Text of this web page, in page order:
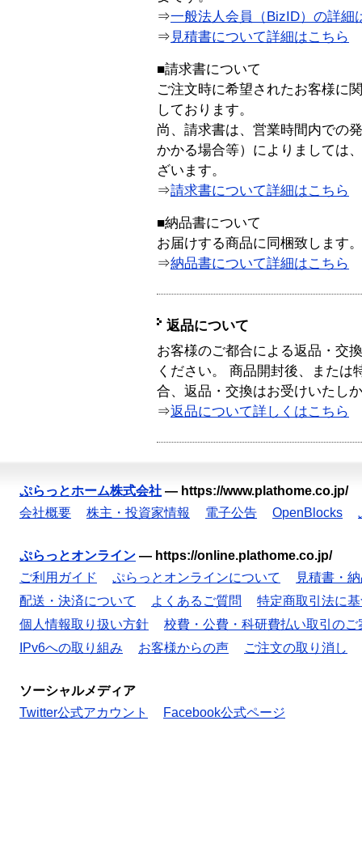
⇒一般法人会員（BizID）の詳細
⇒ 見積書について詳細はこちら
■請求書について
ご注文時に希望されたお客様に
しております。
尚、請求書は、営業時間内での
かかる場合等）によりましては
ざいます。
⇒請求書について詳細はこちら
■納品書について
お届けする商品に同梱致します。
⇒納品書について詳細はこちら
返品について
お客様のご都合による返品・交
ください。 商品開封後、または
合、返品・交換はお受けいたし
⇒返品について詳しくはこちら
ぷらっとホーム株式会社 — https://www.plathome.co.jp/
会社概要
株主・投資家情報 電子公告 OpenBlocks
ぷらっとオンライン — https://online.plathome.co.jp/
ご利用ガイド
ぷらっとオンラインについて
見積書・
配送・決済について
よくあるご質問
特定商取引法に
個人情報取り扱い方針
校費・公費・科研費払い取引のご
IPv6への取り組み
お客様からの声 ご注文の取り消し
ソーシャルメディア
Twitter公式アカウント
Facebook公式ページ